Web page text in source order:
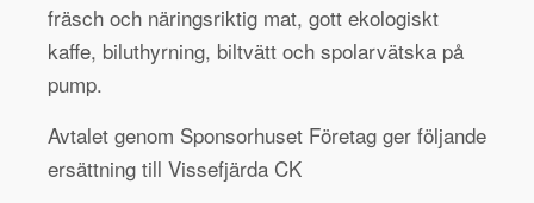
fräsch och näringsriktig mat, gott ekologiskt
kaffe, biluthyrning, biltvätt och spolarvätska på
pump.
Avtalet genom Sponsorhuset Företag ger följande
ersättning till Vissefjärda CK